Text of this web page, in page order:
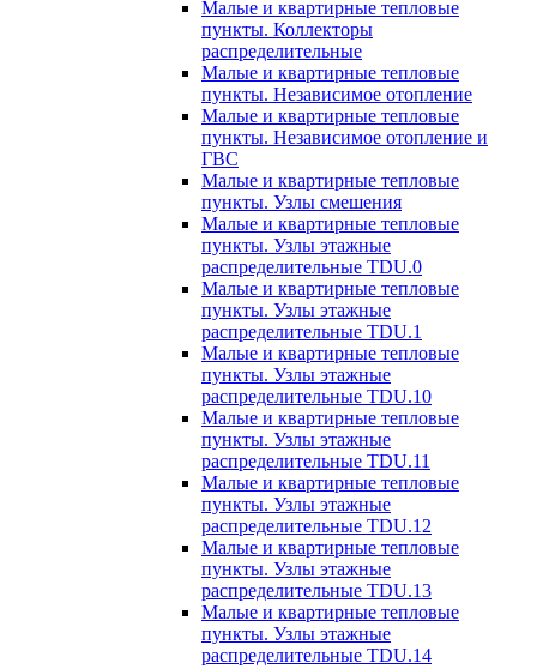
Малые и квартирные тепловые
пункты. Коллекторы
распределительные
Малые и квартирные тепловые
пункты. Независимое отопление
Малые и квартирные тепловые
пункты. Независимое отопление и
ГВС
Малые и квартирные тепловые
пункты. Узлы смешения
Малые и квартирные тепловые
пункты. Узлы этажные
распределительные TDU.0
Малые и квартирные тепловые
пункты. Узлы этажные
распределительные TDU.1
Малые и квартирные тепловые
пункты. Узлы этажные
распределительные TDU.10
Малые и квартирные тепловые
пункты. Узлы этажные
распределительные TDU.11
Малые и квартирные тепловые
пункты. Узлы этажные
распределительные TDU.12
Малые и квартирные тепловые
пункты. Узлы этажные
распределительные TDU.13
Малые и квартирные тепловые
пункты. Узлы этажные
распределительные TDU.14